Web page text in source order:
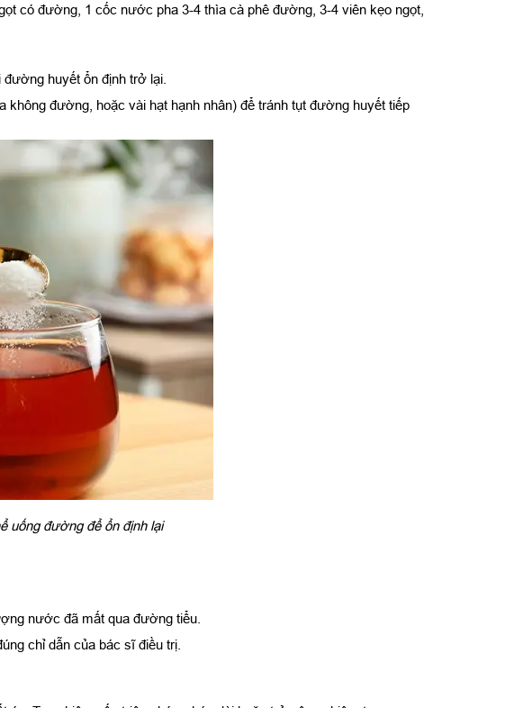
có đường, 1 cốc nước pha 3-4 thìa cà phê đường, 3-4 viên kẹo ngọt,
huyết ổn định trở lại.
đường, hoặc vài hạt hạnh nhân) để tránh tụt đường huyết tiếp
uống đường để ổn định lại
nước đã mất qua đường tiểu.
chỉ dẫn của bác sĩ điều trị.